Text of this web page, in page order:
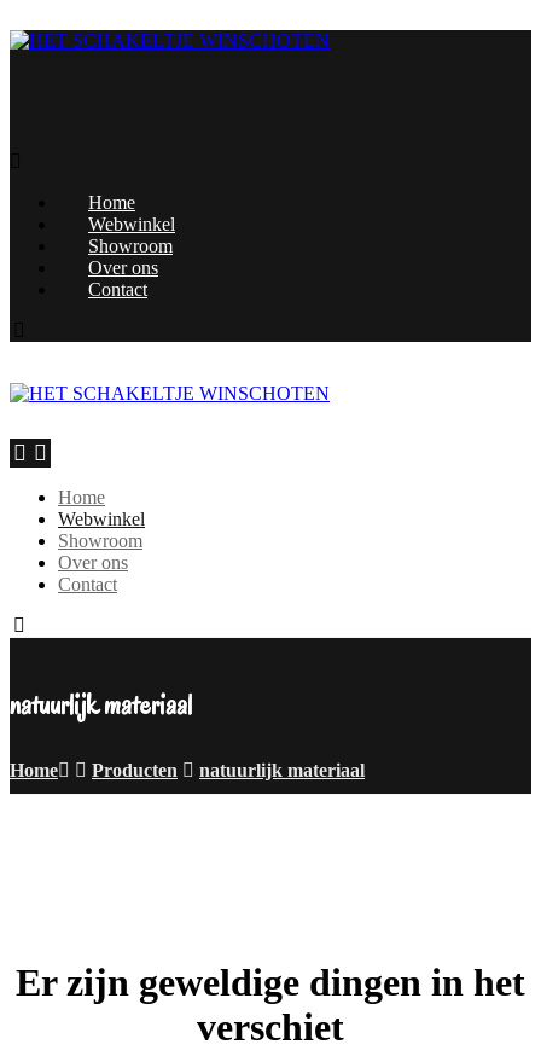
Home
Webwinkel
Showroom
Over ons
Contact
Home
Webwinkel
Showroom
Over ons
Contact
natuurlijk materiaal
Home Producten natuurlijk materiaal
Er zijn geweldige dingen in het
verschiet